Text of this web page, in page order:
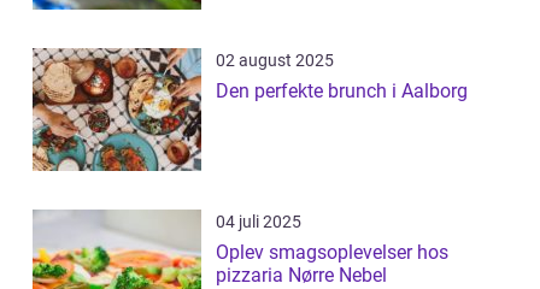
02 august 2025
Den perfekte brunch i Aalborg
04 juli 2025
Oplev smagsoplevelser hos
pizzaria Nørre Nebel